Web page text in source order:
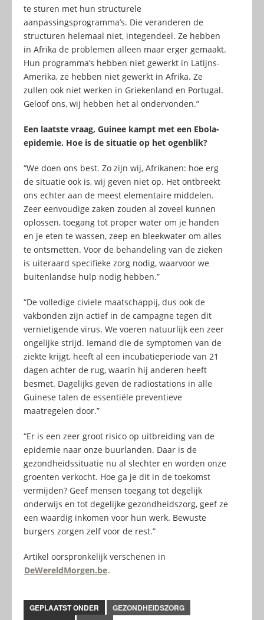
te sturen met hun structurele
aanpassingsprogramma’s. Die veranderen de
structuren helemaal niet, integendeel. Ze hebben
in Afrika de problemen alleen maar erger gemaakt.
Hun programma’s hebben niet gewerkt in Latijns-
Amerika, ze hebben niet gewerkt in Afrika. Ze
zullen ook niet werken in Griekenland en Portugal.
Geloof ons, wij hebben het al ondervonden.”
Een laatste vraag, Guinee kampt met een Ebola-
epidemie. Hoe is de situatie op het ogenblik?
“We doen ons best. Zo zijn wij, Afrikanen: hoe erg
de situatie ook is, wij geven niet op. Het ontbreekt
ons echter aan de meest elementaire middelen.
Zeer eenvoudige zaken zouden al zoveel kunnen
oplossen, toegang tot proper water om je handen
en je eten te wassen, zeep en bleekwater om alles
te ontsmetten. Voor de behandeling van de zieken
is uiteraard specifieke zorg nodig, waarvoor we
buitenlandse hulp nodig hebben.”
“De volledige civiele maatschappij, dus ook de
vakbonden zijn actief in de campagne tegen dit
vernietigende virus. We voeren natuurlijk een zeer
ongelijke strijd. Iemand die de symptomen van de
ziekte krijgt, heeft al een incubatieperiode van 21
dagen achter de rug, waarin hij anderen heeft
besmet. Dagelijks geven de radiostations in alle
Guinese talen de essentiële preventieve
maatregelen door.”
“Er is een zeer groot risico op uitbreiding van de
epidemie naar onze buurlanden. Daar is de
gezondheidssituatie nu al slechter en worden onze
groenten verkocht. Hoe ga je dit in de toekomst
vermijden? Geef mensen toegang tot degelijk
onderwijs en tot degelijke gezondheidszorg, geef ze
een waardig inkomen voor hun werk. Bewuste
burgers zorgen zelf voor de rest.”
Artikel oorspronkelijk verschenen in
DeWereldMorgen.be.
GEPLAATST ONDER
GEZONDHEIDSZORG